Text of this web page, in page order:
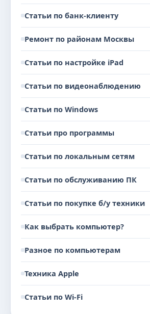
Статьи по банк-клиенту
Ремонт по районам Москвы
Статьи по настройке iPad
Статьи по видеонаблюдению
Статьи по Windows
Статьи про программы
Статьи по локальным сетям
Статьи по обслуживанию ПК
Статьи по покупке б/у техники
Как выбрать компьютер?
Разное по компьютерам
Техника Apple
Статьи по Wi-Fi